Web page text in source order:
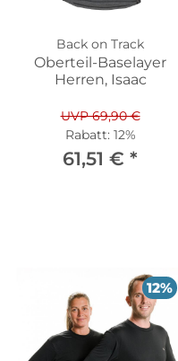
Back on Track
Oberteil-Baselayer
Herren, Isaac
UVP 69,90 €
Rabatt: 12%
61,51 € *
12%